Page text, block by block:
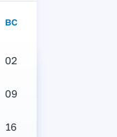
вс
02
09
16